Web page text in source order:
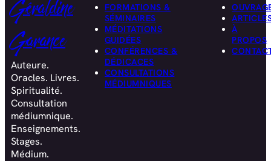
Géraldine
Garance
Auteure.
Oracles. Livres.
Spiritualité.
Consultation
médiumnique.
Enseignements.
Stages.
Médium.
FORMATIONS &
SÉMINAIRES
MÉDITATIONS
GUIDÉES
CONFÉRENCES &
DÉDICACES
CONSULTATIONS
MÉDIUMNIQUES
À
PROPOS